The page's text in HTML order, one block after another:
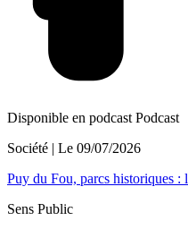
Disponible en podcast Podcast
Société | Le 09/07/2026
Puy du Fou, parcs historiques
Sens Public